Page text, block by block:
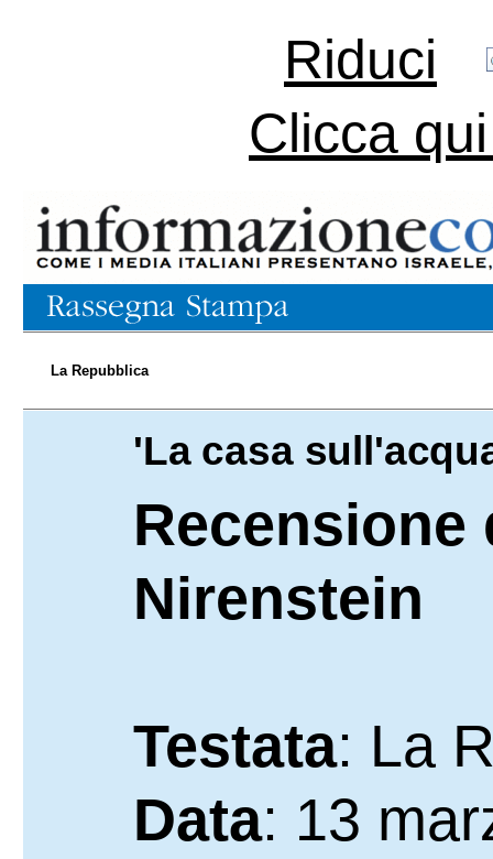
Riduci
Clicca
La Repubblica
'La casa
Recensione
Nirenstein
Testata: La
Data: 13